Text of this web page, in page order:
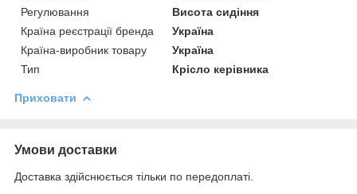
Регулювання
Висота сидіння
Країна реєстрації бренда
Україна
Країна-виробник товару
Україна
Тип
Крісло керівника
Приховати
Умови доставки
Доставка здійснюється тільки по передоплаті.